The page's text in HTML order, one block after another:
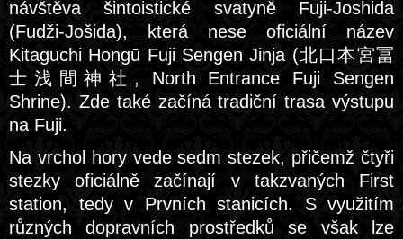
návštěva šintoistické svatyně Fuji-Joshida
(Fudži-Jošida), která nese oficiální název
Kitaguchi Hongū Fuji Sengen Jinja (北口本宮冨
士浅間神社, North Entrance Fuji Sengen
Shrine). Zde také začíná tradiční trasa výstupu
na Fuji.
Na vrchol hory vede sedm stezek, přičemž čtyři
stezky oficiálně začínají v takzvaných First
station, tedy v Prvních stanicích. S využitím
různých dopravních prostředků se však lze